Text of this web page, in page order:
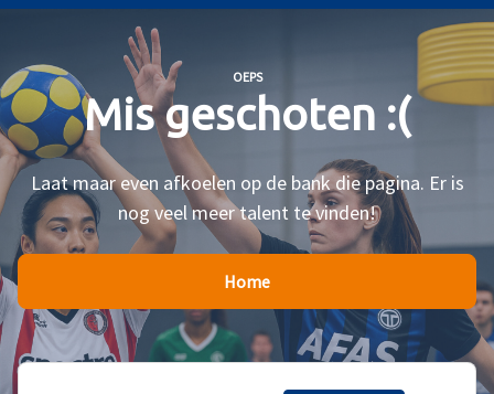
OEPS
Mis geschoten :(
Laat maar even afkoelen op de bank die pagina. Er is
nog veel meer talent te vinden!
Home